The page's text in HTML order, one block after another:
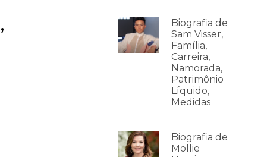
Biografia de
Sam Visser,
Família,
Carreira,
Namorada,
Patrimônio
Líquido,
Medidas
Biografia de
Mollie